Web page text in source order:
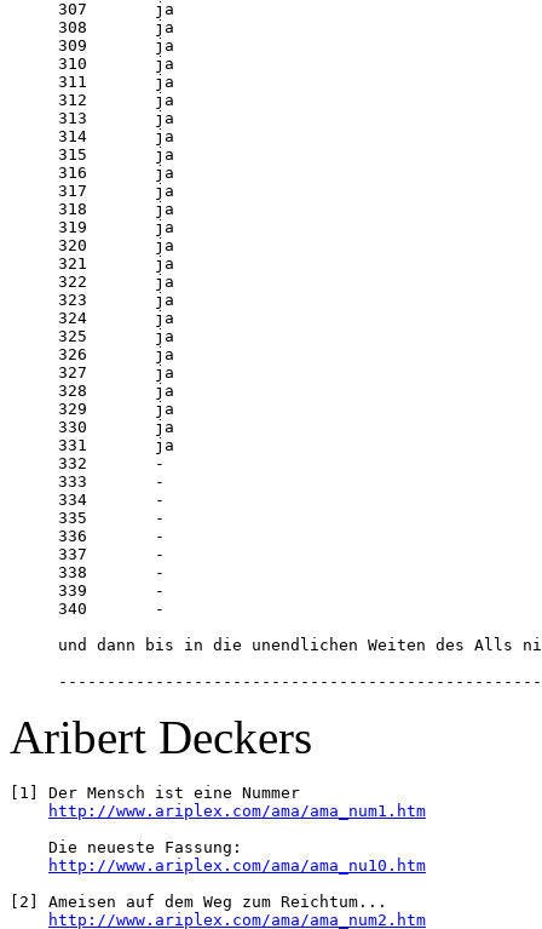
307       ja
308       ja
309       ja
310       ja
311       ja
312       ja
313       ja
314       ja
315       ja
316       ja
317       ja
318       ja
319       ja
320       ja
321       ja
322       ja
323       ja
324       ja
325       ja
326       ja
327       ja
328       ja
329       ja
330       ja
331       ja
332       -
333       -
334       -
335       -
336       -
337       -
338       -
339       -
340       -
und dann bis in die unendlichen Weiten des Alls
Aribert Deckers
[1] Der Mensch ist eine Nummer
http://www.ariplex.com/ama/ama_num1.htm
    Die neueste Fassung:
http://www.ariplex.com/ama/ama_nu10.htm
[2] Ameisen auf dem Weg zum Reichtum...
http://www.ariplex.com/ama/ama_num2.htm